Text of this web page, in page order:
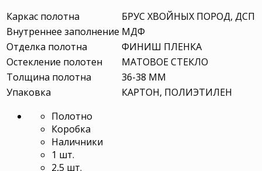
Каркас полотна
БРУС ХВОЙНЫХ ПОРОД, ДСП
Внутреннее заполнение МДФ
Отделка полотна
ФИНИШ ПЛЕНКА
Остекление полотен
МАТОВОЕ СТЕКЛО
Толщина полотна
36-38 ММ
Упаковка
КАРТОН, ПОЛИЭТИЛЕН
Полотно
Коробка
Наличники
1 шт.
2,5 шт.